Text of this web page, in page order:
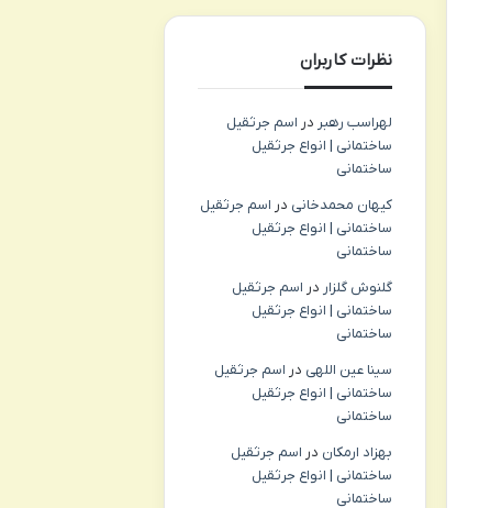
نظرات کاربران
لهراسب رهبر در اسم جرثقیل
ساختمانی | انواع جرثقیل
ساختمانی
کیهان محمدخانی در اسم جرثقیل
ساختمانی | انواع جرثقیل
ساختمانی
گلنوش گلزار در اسم جرثقیل
ساختمانی | انواع جرثقیل
ساختمانی
سینا عین اللهی در اسم جرثقیل
ساختمانی | انواع جرثقیل
ساختمانی
بهزاد ارمکان در اسم جرثقیل
ساختمانی | انواع جرثقیل
ساختمانی